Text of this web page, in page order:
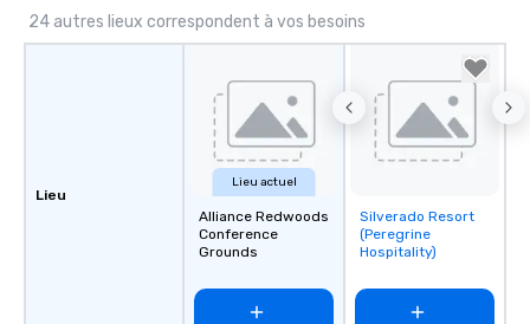
24 autres lieux correspondent à vos besoins
Lieu
Lieu actuel
Alliance Redwoods
Conference
Grounds
Removed from
favorites
Silverado Resort
(Peregrine
Hospitality)